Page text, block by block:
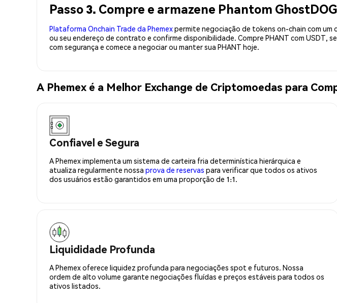
Passo 3. Compre e armazene Phantom
Plataforma Onchain Trade da Phemexpermite negociação de tokens on-chain com um
ou seu endereço de contrato e confirme disponibilidade. Compre PHANT com USDT,
com segurança e comece a negociar ou manter sua PHANT hoje.
A Phemex é a Melhor Exchange de Criptomoedas para
Confiavel e Segura
A Phemex implementa um sistema de carteira fria determinística hierárquica e
atualiza regularmente nossa prova de reservas para verificar que todos os ativos
dos usuários estão garantidos em uma proporção de 1:1.
Liquididade Profunda
A Phemex oferece liquidez profunda para negociações spot e futuros. Nossa
ordem de alto volume garante negociações fluídas e preços estáveis para todos os
ativos listados.